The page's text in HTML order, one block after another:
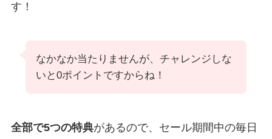
す！
なかなか当たりませんが、チャレンジしな
いと0ポイントですからね！
全部で5つの特典があるので、セール期間中の毎日